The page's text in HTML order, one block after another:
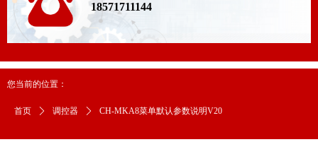
18571711144
您当前的位置：
首页 ꄲ 调控器 ꄲ CH-MKA8菜单默认参数说明V20